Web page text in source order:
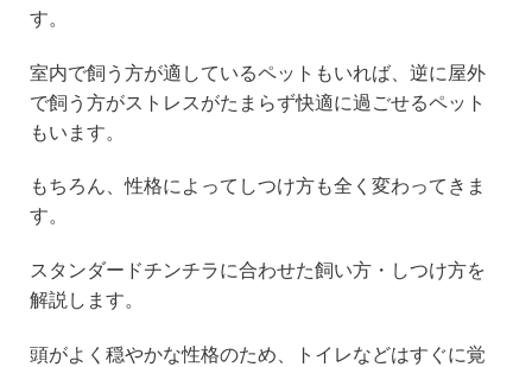
す。
室内で飼う方が適しているペットもいれば、逆に屋外
で飼う方がストレスがたまらず快適に過ごせるペット
もいます。
もちろん、性格によってしつけ方も全く変わってきま
す。
スタンダードチンチラに合わせた飼い方・しつけ方を
解説します。
頭がよく穏やかな性格のため、トイレなどはすぐに覚